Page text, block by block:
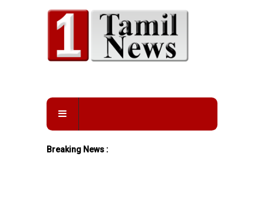
Breaking News :